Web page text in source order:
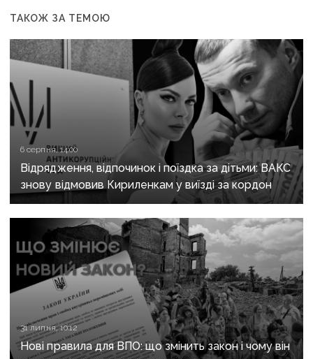
ТАКОЖ ЗА ТЕМОЮ
6 серпня, 14:00
Відрядження, відпочинок і поїздка за дітьми: ВАКС
знову відмовив Кириленкам у виїзді за кордон
31 липня, 10:12
Нові правила для ВПО: що змінить закон і чому він